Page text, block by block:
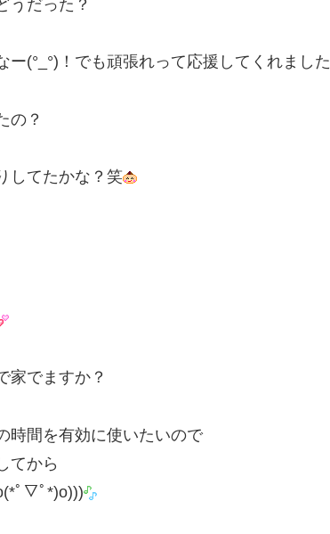
うだった？
(°_°)！でも頑張れって応援してくれました
の？
してたかな？笑
家でますか？
時間を有効に使いたいので
てから
ﾟ▽ﾟ*)o)))